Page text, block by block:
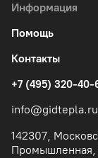
Информация
Помощь
Контакты
+7 (495) 320-40-
info@gidtepla.ru
142307,
Промышленная,